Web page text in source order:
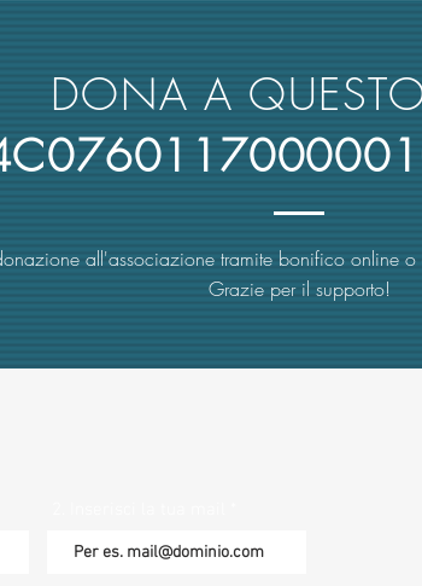
DONA A
all'associazione tramite bonifico online
Grazie per il supporto!